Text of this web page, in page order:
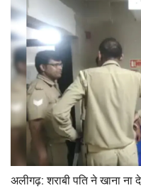
अलीगढ़: शराबी पति ने खाना ना